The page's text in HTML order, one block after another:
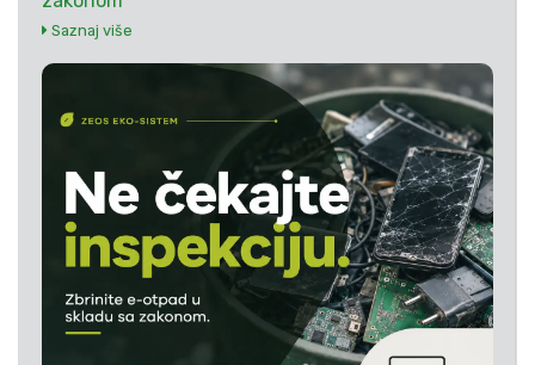
Saznaj više